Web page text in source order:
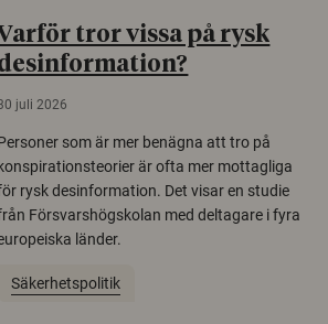
tror vissa på rysk
juli 2026
som är mer benägna att tro på
konspirationsteorier är ofta mer mottagliga
rysk desinformation. Det visar en studie
Försvarshögskolan med deltagare i fyra
länder.
Säkerhetspolitik